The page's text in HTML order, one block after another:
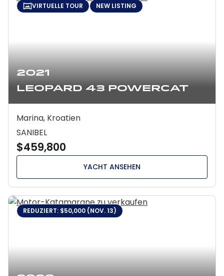
2021
Leopard 43 Powercat
VIRTUELLE TOUR NEW LISTING
Marina, Kroatien
SANIBEL
$459,800
YACHT ANSEHEN
REDUZIERT: $50,000 (NOV. 13)